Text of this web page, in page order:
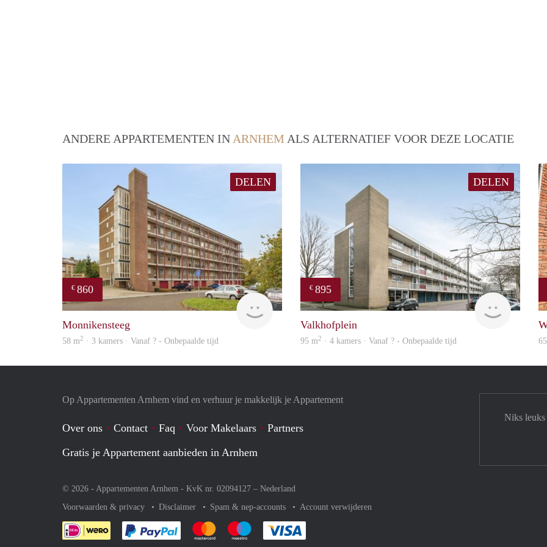
ANDERE APPARTEMENTEN IN ARNHEM ALS ALTERNATIEF VOOR DEZE LOCATIE
DELEN
€ 860
rent
Monnikensteeg
58 m2 · 3 kamers · Vanaf ? - Onbepaalde tijd
DELEN
€ 895
finder
Valkhofplein
95 m2 · 4 kamers · Vanaf ? - Onbepaalde tijd
Op Appartementen Arnhem vind en verhuur je makkelijk je Appartement
Over ons Contact Faq Voor Makelaars
Partners
Gratis je Appartement aanbieden in Arnhem
© 2026 - Appartementen Arnhem - KvK nr. 02094127 – Nederland
Voorwaarden & privacy
Disclaimer Spam & nep-accounts Account verwijderen
Je rekent gemakkelijk af met Paypal
Je rekent gemakkelijk af met Mastercard
Je rekent gemakkelijk af met Meastro
Niks leuks